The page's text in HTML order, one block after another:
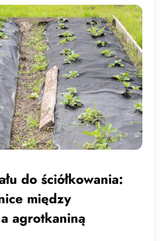
do ściółkowania:
między
agrotkaniną